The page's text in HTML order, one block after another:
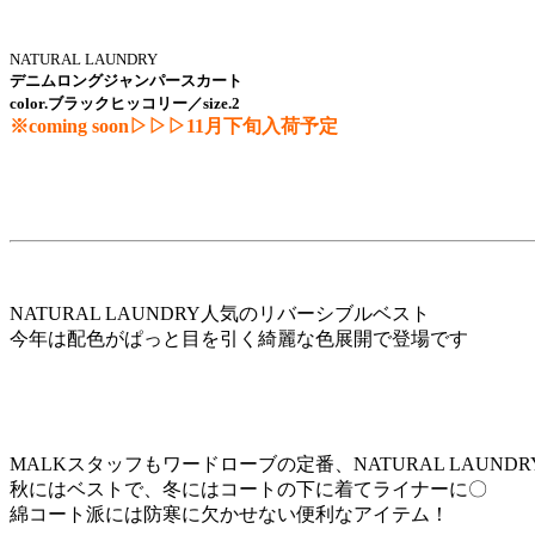
NATURAL LAUNDRY
デニムロングジャンパースカート
color.ブラックヒッコリー／size.2
※coming soon▷▷▷11月下旬入荷予定
NATURAL LAUNDRY人気のリバーシブルベスト
今年は配色がぱっと目を引く綺麗な色展開で登場です
MALKスタッフもワードローブの定番、NATURAL
秋にはベストで、冬にはコートの下に着てライナーに〇
綿コート派には防寒に欠かせない便利なアイテム！